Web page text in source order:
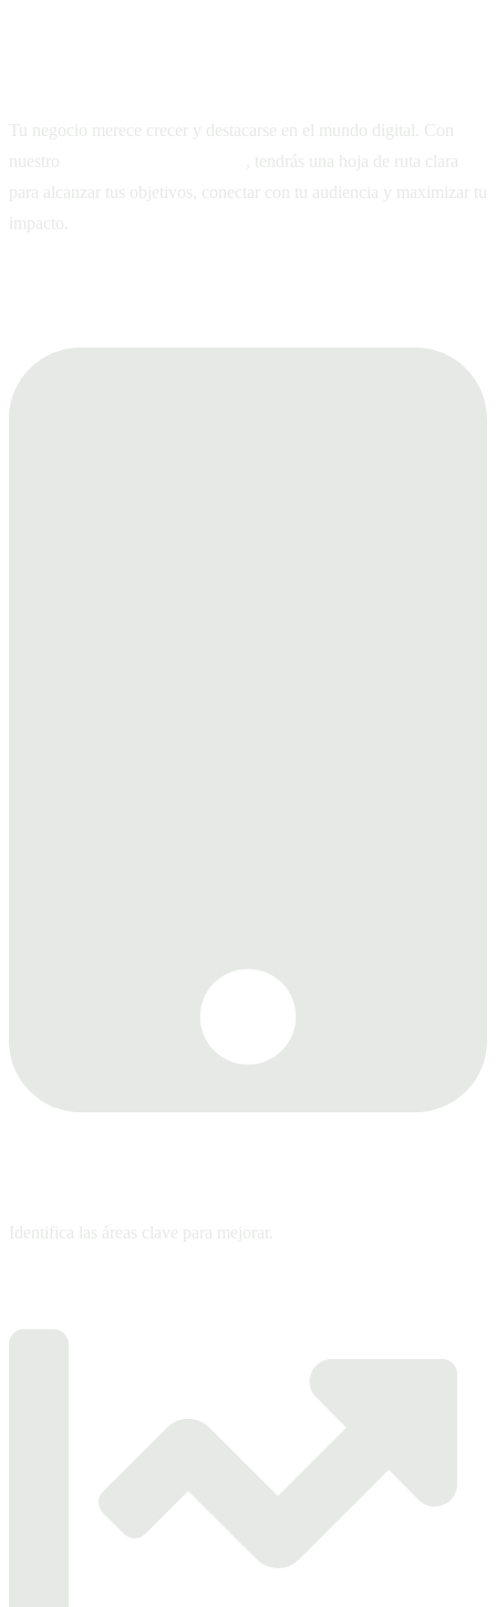
Tu negocio merece crecer y destacarse en el mundo digital. Con
nuestro
, tendrás una hoja de ruta clara
para alcanzar tus objetivos, conectar con tu audiencia y maximizar tu
impacto.
Identifica las áreas clave para mejorar.